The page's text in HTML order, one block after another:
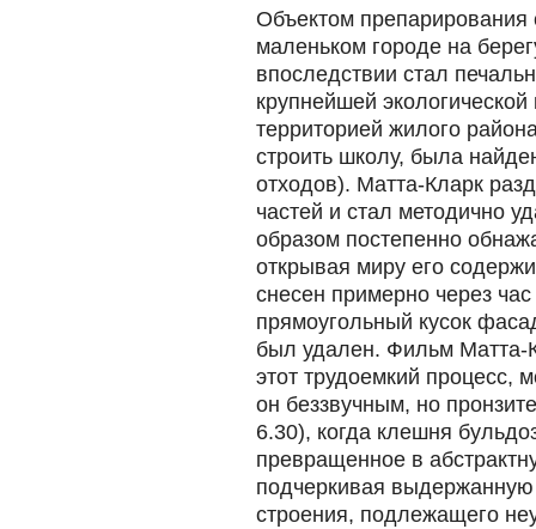
Объектом
маленьком городе на
впоследствии стал
крупнейшей
территорией жилого
строить школу, была
отходов). Матта-Кларк
частей и стал методично
образом постепенно
открывая миру его
снесен примерно через
прямоугольный кусок
был удален. Фильм Матта-
этот трудоемкий процесс,
он беззвучным, но
6.30), когда клешня
превращенное в
подчеркивая
строения, подлежащего